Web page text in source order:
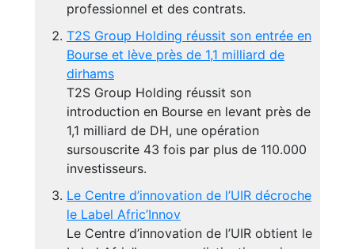
professionnel et des contrats.
T2S Group Holding réussit son entrée en
Bourse et lève près de 1,1 milliard de
dirhams
T2S Group Holding réussit son
introduction en Bourse en levant près de
1,1 milliard de DH, une opération
sursouscrite 43 fois par plus de 110.000
investisseurs.
Le Centre d’innovation de l’UIR décroche
le Label Afric’Innov
Le Centre d’innovation de l’UIR obtient le